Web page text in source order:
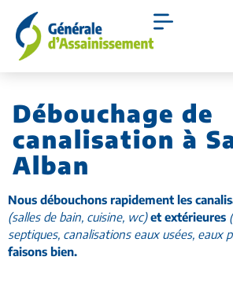
Débouchage de
canalisation à
Alban
Nous débouchons rapidement les
(salles de bain, cuisine, wc) et extérieures
septiques, canalisations eaux usées, eaux
faisons bien.